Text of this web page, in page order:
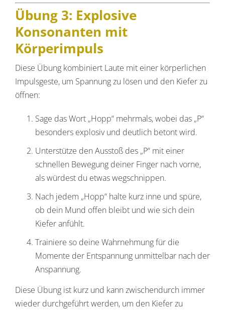
Übung 3: Explosive
Konsonanten mit
Körperimpuls
Diese Übung kombiniert Laute mit einer körperlichen
Impulsgeste, um Spannung zu lösen und den Kiefer zu
öffnen:
Sage das Wort „Hopp“ mehrmals, wobei das „P“
besonders explosiv und deutlich betont wird.
Unterstütze den Ausstoß des „P“ mit einer
schnellen Bewegung deiner Finger nach vorne,
als würdest du etwas wegschnippen.
Nach jedem „Hopp“ halte kurz inne und spüre,
ob dein Mund offen bleibt und wie sich dein
Kiefer anfühlt.
Trainiere so deine Wahrnehmung für die
Momente der Entspannung unmittelbar nach der
Anspannung.
Diese Übung ist kurz und kann zwischendurch immer
wieder durchgeführt werden, um den Kiefer zu